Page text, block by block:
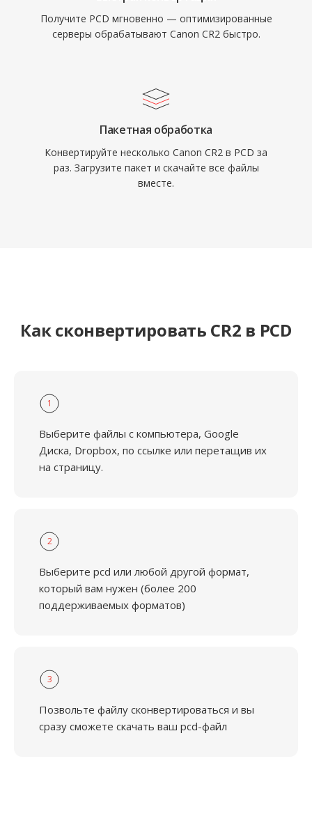
Получите PCD мгновенно — оптимизированные
серверы обрабатывают Canon CR2 быстро.
Пакетная обработка
Конвертируйте несколько Canon CR2 в PCD за
раз. Загрузите пакет и скачайте все файлы
вместе.
Как сконвертировать CR2 в PCD
1
Выберите файлы с компьютера, Google
Диска, Dropbox, по ссылке или перетащив их
на страницу.
2
Выберите pcd или любой другой формат,
который вам нужен (более 200
поддерживаемых форматов)
3
Позвольте файлу сконвертироваться и вы
сразу сможете скачать ваш pcd-файл